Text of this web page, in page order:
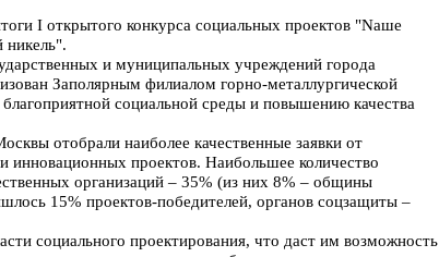
I открытого конкурса социальных проектов "Nаше
никель".
и муниципальных учреждений города
Заполярным филиалом горно-металлургической
социальной среды и повышению качества
отобрали наиболее качественные заявки от
инновационных проектов. Наибольшее количество
организаций – 35% (из них 8% – общины
15% проектов-победителей, органов соцзащиты –
социального проектирования, что даст им возможность